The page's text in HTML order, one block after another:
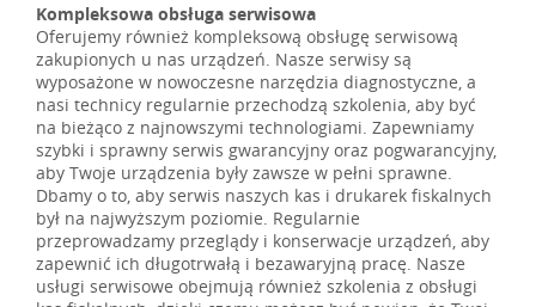
Kompleksowa obsługa serwisowa
Oferujemy również kompleksową obsługę serwisową
zakupionych u nas urządzeń. Nasze serwisy są
wyposażone w nowoczesne narzędzia diagnostyczne, a
nasi technicy regularnie przechodzą szkolenia, aby być
na bieżąco z najnowszymi technologiami. Zapewniamy
szybki i sprawny serwis gwarancyjny oraz pogwarancyjny,
aby Twoje urządzenia były zawsze w pełni sprawne.
Dbamy o to, aby serwis naszych kas i drukarek fiskalnych
był na najwyższym poziomie. Regularnie
przeprowadzamy przeglądy i konserwacje urządzeń, aby
zapewnić ich długotrwałą i bezawaryjną pracę. Nasze
usługi serwisowe obejmują również szkolenia z obsługi